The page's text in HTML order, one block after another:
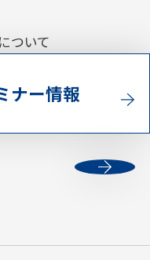
ついて
ナー情報